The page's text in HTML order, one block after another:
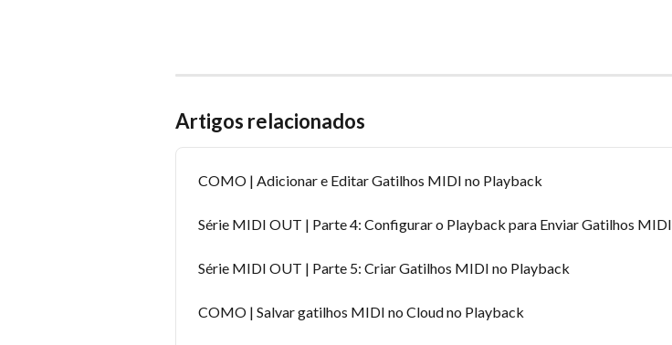
Artigos relacionados
COMO | Adicionar e Editar Gatilhos MIDI no Playback
Série MIDI OUT | Parte 4: Configurar o Playback para Enviar Gatilhos MIDI
Série MIDI OUT | Parte 5: Criar Gatilhos MIDI no Playback
COMO | Salvar gatilhos MIDI no Cloud no Playback